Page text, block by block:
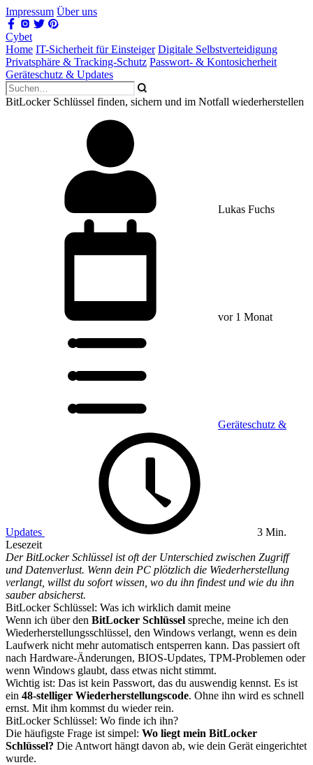
Impressum Über uns
Cybet
Home IT-Sicherheit für Einsteiger Digitale Selbstverteidigung
Privatsphäre & Tracking-Schutz Passwort- & Kontosicherheit
Geräteschutz & Updates
BitLocker Schlüssel finden, sichern und im Notfall wiederherstellen
Lukas Fuchs
vor 1 Monat
Geräteschutz &
Updates
3 Min.
Lesezeit
Der BitLocker Schlüssel ist oft der Unterschied zwischen Zugriff
und Datenverlust. Wenn dein PC plötzlich die Wiederherstellung
verlangt, willst du sofort wissen, wo du ihn findest und wie du ihn
sauber absicherst.
BitLocker Schlüssel: Was ich wirklich damit meine
Wenn ich über den BitLocker Schlüssel spreche, meine ich den
Wiederherstellungsschlüssel, den Windows verlangt, wenn es dein
Laufwerk nicht mehr automatisch entsperren kann. Das passiert oft
nach Hardware-Änderungen, BIOS-Updates, TPM-Problemen oder
wenn Windows glaubt, dass etwas nicht stimmt.
Wichtig ist: Das ist kein Passwort, das du auswendig kennst. Es ist
ein 48-stelliger Wiederherstellungscode. Ohne ihn wird es schnell
ernst. Mit ihm kommst du wieder rein.
BitLocker Schlüssel: Wo finde ich ihn?
Die häufigste Frage ist simpel: Wo liegt mein BitLocker
Schlüssel? Die Antwort hängt davon ab, wie dein Gerät eingerichtet
wurde.